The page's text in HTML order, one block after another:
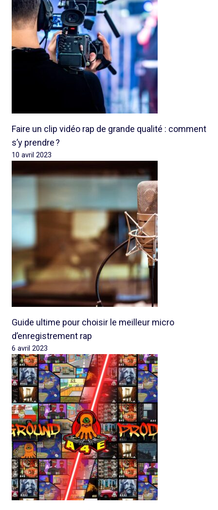
Faire un clip vidéo rap de grande qualité : comment
s’y prendre ?
10 avril 2023
Guide ultime pour choisir le meilleur micro
d’enregistrement rap
6 avril 2023